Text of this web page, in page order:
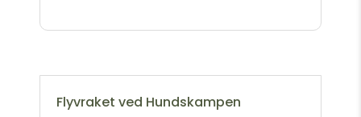
Flyvraket ved Hundskampen